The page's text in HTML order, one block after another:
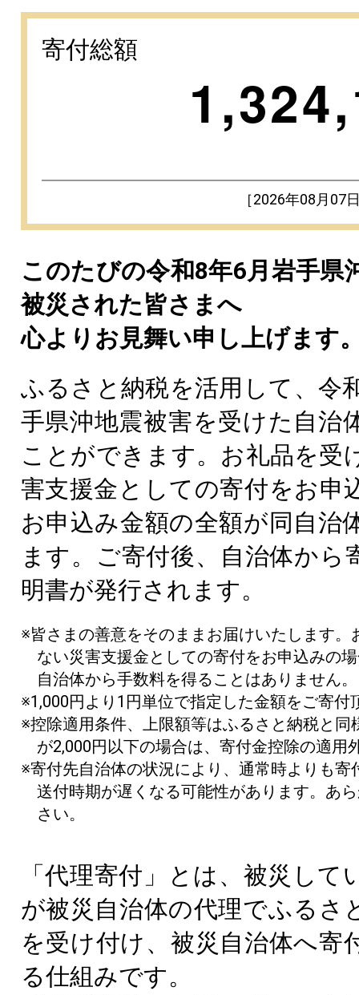
寄付総額
［2026年08月07
このたびの令和8年6月岩手県
被災された皆さまへ
心よりお見舞い申し上げます
ふるさと納税を活用して、令
手県沖地震被害を受けた自治
ことができます。お礼品を受
害支援金としての寄付をお申
お申込み金額の全額が同自治
ます。ご寄付後、自治体から
明書が発行されます。
※皆さまの善意をそのままお届けいたします。
ない災害支援金としての寄付をお申込みの
自治体から手数料を得ることはありません。
※1,000円より1円単位で指定した金額をご寄付
※控除適用条件、上限額等はふるさと納税と同
が2,000円以下の場合は、寄付金控除の適用
※寄付先自治体の状況により、通常時よりも寄
送付時期が遅くなる可能性があります。あ
さい。
「代理寄付」とは、被災して
が被災自治体の代理でふるさ
を受け付け、被災自治体へ寄
る仕組みです。